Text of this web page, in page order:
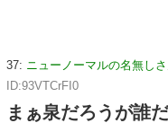
37: ニューノーマルの名無し
ID:93VTCrFI0
まぁ泉だろうが誰